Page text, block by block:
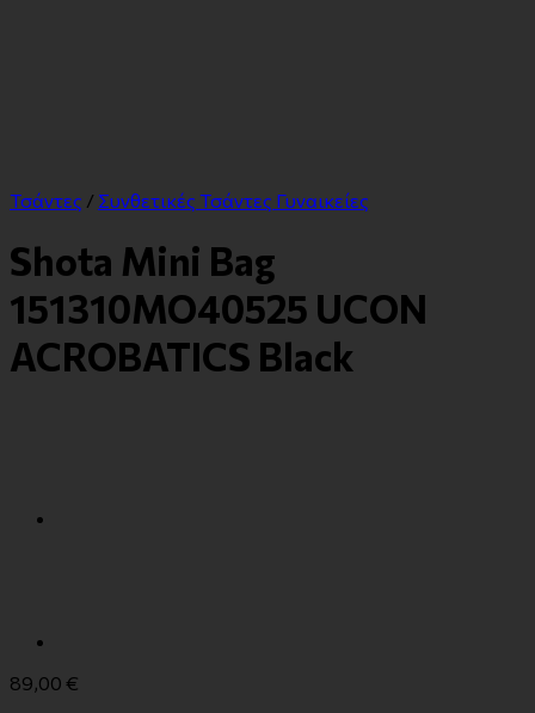
Τσάντες / Συνθετικές Τσάντες Γυναικείες
Shota Mini Bag
151310MO40525 UCON
ACROBATICS Black
89,00 €